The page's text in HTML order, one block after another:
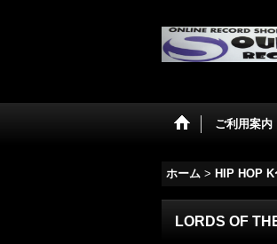
ご利用案内
ホーム > HIP HOP K
LORDS OF